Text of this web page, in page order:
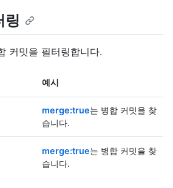
링
커밋을 필터링합니다.
예시
merge:true는 병합 커밋을 찾
습니다.
merge:true는 병합 커밋을 찾
습니다.